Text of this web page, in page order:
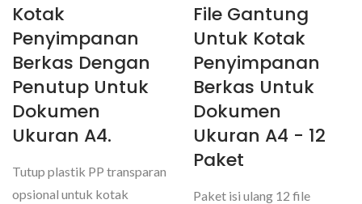
Kotak
Penyimpanan
Berkas Dengan
Penutup Untuk
Dokumen
Ukuran A4.
Tutup plastik PP transparan
opsional untuk kotak
File Gantung
Untuk Kotak
Penyimpanan
Berkas Untuk
Dokumen
Ukuran A4 - 12
Paket
Paket isi ulang 12 file